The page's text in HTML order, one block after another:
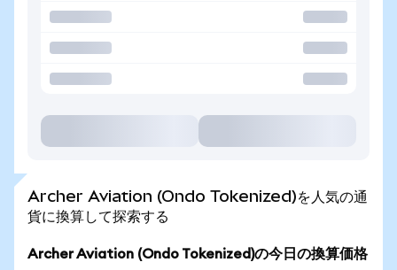
Archer Aviation (Ondo Tokenized)を人気の通
貨に換算して探索する
Archer Aviation (Ondo Tokenized)の今日の換算価格